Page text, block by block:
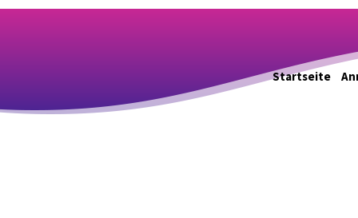
Startseite